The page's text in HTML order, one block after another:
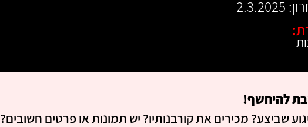
להיחשף!
שביצע? מכירים את קורבנותיו? יש תמונות או פרטים חשובים?